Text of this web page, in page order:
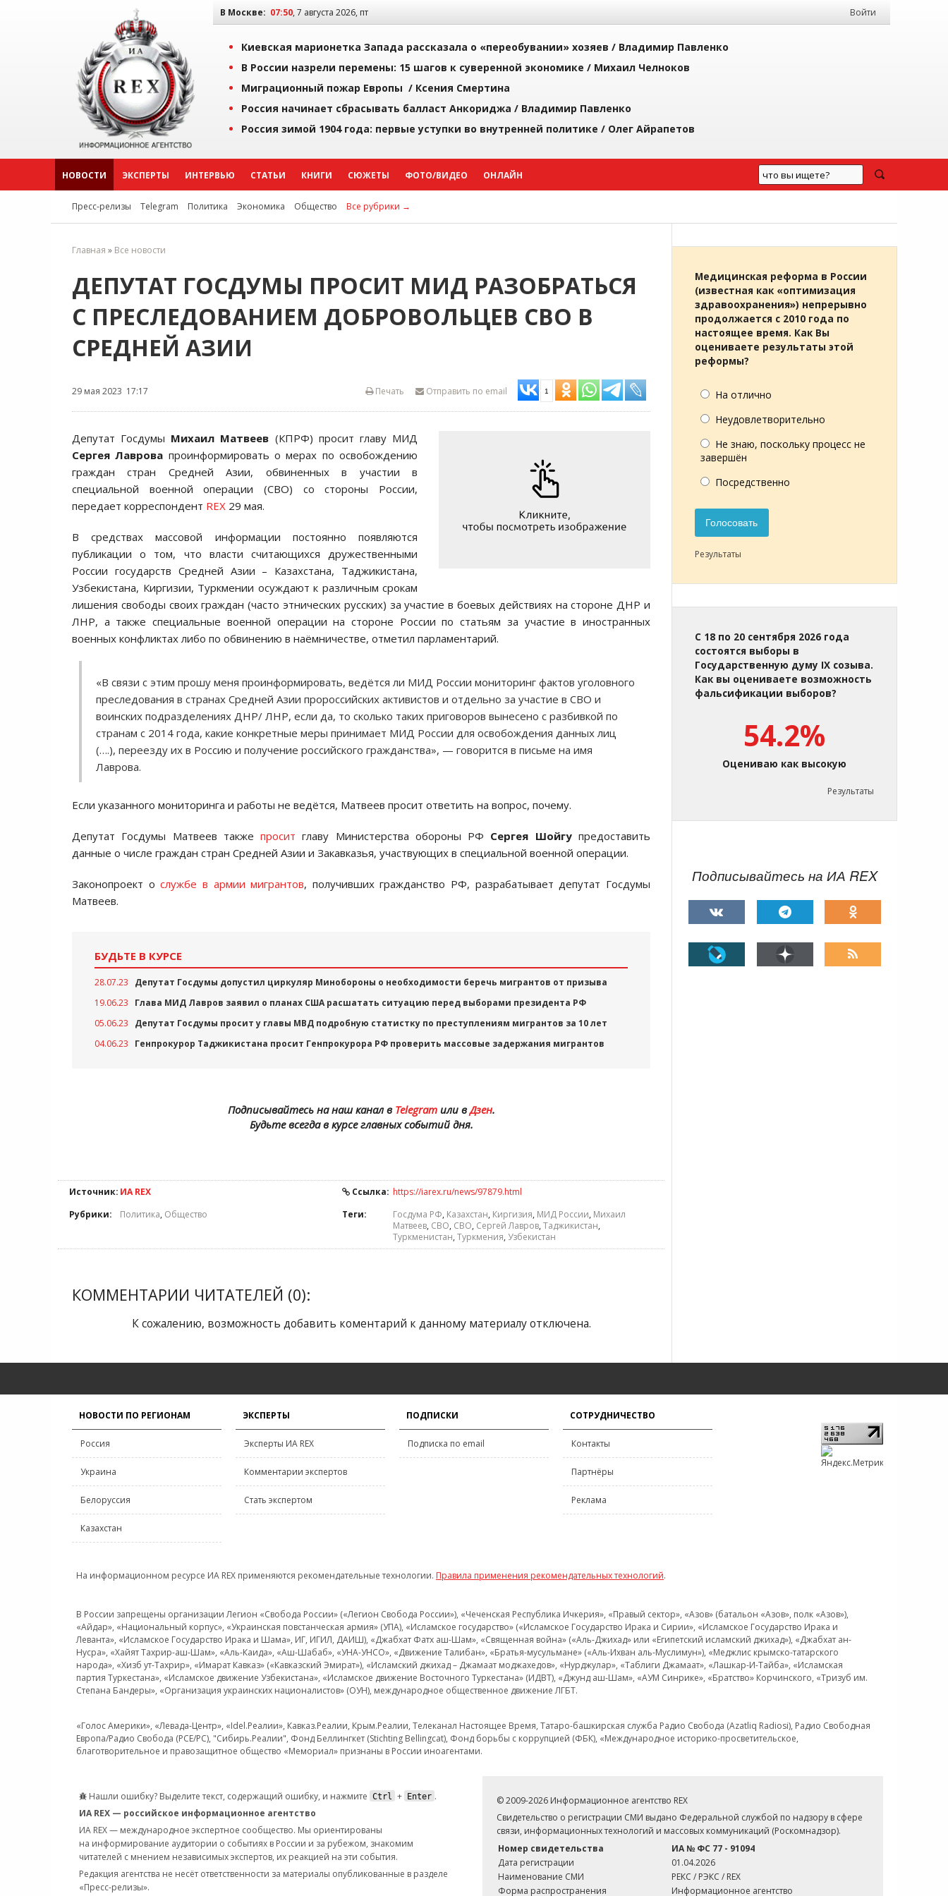
В Москве: 07:50, 7 августа 2026, пт Войти
Киевская марионетка Запада рассказала о «переобувании» хозяев / Владимир Павленко
В России назрели перемены: 15 шагов к суверенной экономике / Михаил Челноков
Миграционный пожар Европы / Ксения Смертина
Россия начинает сбрасывать балласт Анкориджа / Владимир Павленко
Россия зимой 1904 года: первые уступки во внутренней политике / Олег Айрапетов
НОВОСТИ ЭКСПЕРТЫ ИНТЕРВЬЮ СТАТЬИ КНИГИ СЮЖЕТЫ ФОТО/ВИДЕО ОНЛАЙН
Пресс-релизы Telegram Политика Экономика Общество Все рубрики →
Главная » Все новости
ДЕПУТАТ ГОСДУМЫ ПРОСИТ МИД РАЗОБРАТЬСЯ
С ПРЕСЛЕДОВАНИЕМ ДОБРОВОЛЬЦЕВ СВО В
СРЕДНЕЙ АЗИИ
29 мая 2023 17:17 Отправить по email 1
Печать
Депутат Госдумы Михаил Матвеев (КПРФ) просит главу МИД
Сергея Лаврова проинформировать о мерах по освобождению
граждан стран Средней Азии, обвиненных в участии в
специальной военной операции (СВО) со стороны России,
передает корреспондент REX 29 мая.
В средствах массовой информации постоянно появляются
публикации о том, что власти считающихся дружественными
России государств Средней Азии – Казахстана, Таджикистана,
Узбекистана, Киргизии, Туркмении осуждают к различным срокам
лишения свободы своих граждан (часто этнических русских) за участие в боевых действиях на стороне ДНР и
ЛНР, а также специальные военной операции на стороне России по статьям за участие в иностранных
военных конфликтах либо по обвинению в наёмничестве, отметил парламентарий.
«В связи с этим прошу меня проинформировать, ведётся ли МИД России мониторинг фактов уголовного
преследования в странах Средней Азии пророссийских активистов и отдельно за участие в СВО и
воинских подразделениях ДНР/ ЛНР, если да, то сколько таких приговоров вынесено с разбивкой по
странам с 2014 года, какие конкретные меры принимает МИД России для освобождения данных лиц
(….), переезду их в Россию и получение российского гражданства», — говорится в письме на имя
Лаврова.
Если указанного мониторинга и работы не ведётся, Матвеев просит ответить на вопрос, почему.
Депутат Госдумы Матвеев такжепросит главу Министерства обороны РФ Сергея Шойгупредоставить
данные о числе граждан стран Средней Азии и Закавказья, участвующих в специальной военной операции.
Законопроект ослужбе в армии мигрантов, получивших гражданство РФ, разрабатывает депутат Госдумы
Матвеев.
БУДЬТЕ В КУРСЕ
28.07.23
Депутат Госдумы допустил циркуляр Минобороны о необходимости беречь мигрантов от призыва
19.06.23
Глава МИД Лавров заявил о планах США расшатать ситуацию перед выборами президента РФ
05.06.23
Депутат Госдумы просит у главы МВД подробную статистку по преступлениям мигрантов за 10 лет
04.06.23
Генпрокурор Таджикистана просит Генпрокурора РФ проверить массовые задержания мигрантов
Подписывайтесь на наш канал в Telegramили вДзен.
Будьте всегда в курсе главных событий дня.
Источник: ИА REX Ссылка: https://iarex.ru/news/97879.html
Рубрики:
Политика, Общество Теги: Госдума РФ, Казахстан, Киргизия, МИД России, Михаил
Матвеев, СВО, СВО, Сергей Лавров, Таджикистан,
Туркменистан, Туркмения, Узбекистан
КОММЕНТАРИИ ЧИТАТЕЛЕЙ (0):
К сожалению, возможность добавить коментарий к данному материалу отключена.
Медицинская реформа в России
(известная как «оптимизация
здравоохранения») непрерывно
продолжается с 2010 года по
настоящее время. Как Вы
оцениваете результаты этой
реформы?
На отлично
Неудовлетворительно
Не знаю, поскольку процесс не
завершён
Посредственно
Голосовать
Результаты
С 18 по 20 сентября 2026 года
состоятся выборы в
Государственную думу IX созыва.
Как вы оцениваете возможность
фальсификации выборов?
54.2%
Оцениваю как высокую
Результаты
Подписывайтесь на ИА REX
НОВОСТИ ПО РЕГИОНАМ
Россия
Украина
Белоруссия
Казахстан
ЭКСПЕРТЫ
Эксперты ИА REX
Комментарии экспертов
Стать экспертом
ПОДПИСКИ
Подписка по email
СОТРУДНИЧЕСТВО
Контакты
Партнёры
Реклама
На информационном ресурсе ИА REX применяются рекомендательные технологии. Правила применения рекомендательных технологий.
В России запрещены организации Легион «Свобода России» («Легион Свобода России»), «Чеченская Республика Ичкерия», «Правый сектор», «Азов» (батальон «Азов», полк «Азов»),
«Айдар», «Национальный корпус», «Украинская повстанческая армия» (УПА), «Исламское государство» («Исламское Государство Ирака и Сирии», «Исламское Государство Ирака и
Леванта», «Исламское Государство Ирака и Шама», ИГ, ИГИЛ, ДАИШ), «Джабхат Фатх аш-Шам», «Священная война» («Аль-Джихад» или «Египетский исламский джихад»), «Джабхат ан-
Нусра», «Хайят Тахрир-аш-Шам», «Аль-Каида», «Аш-Шабаб», «УНА-УНСО», «Движение Талибан», «Братья-мусульмане» («Аль-Ихван аль-Муслимун»), «Меджлис крымско-татарского
народа», «Хизб ут-Тахрир», «Имарат Кавказ» («Кавказский Эмират»), «Исламский джихад – Джамаат моджахедов», «Нурджулар», «Таблиги Джамаат», «Лашкар-И-Тайба», «Исламская
партия Туркестана», «Исламское движение Узбекистана», «Исламское движение Восточного Туркестана» (ИДВТ), «Джунд аш-Шам», «АУМ Синрике», «Братство» Корчинского, «Тризуб им.
Степана Бандеры», «Организация украинских националистов» (ОУН), международное общественное движение ЛГБТ.
«Голос Америки», «Левада-Центр», «Idel.Реалии», Кавказ.Реалии, Крым.Реалии, Телеканал Настоящее Время, Татаро-башкирская служба Радио Свобода (Azatliq Radiosi), Радио Свободная
Европа/Радио Свобода (PCE/PC), "Сибирь.Реалии", Фонд Беллингкет (Stichting Bellingcat), Фонд борьбы с коррупцией (ФБК), «Международное историко-просветительское,
благотворительное и правозащитное общество «Мемориал» признаны в России иноагентами.
Нашли ошибку? Выделите текст, содержащий ошибку, и нажмите Ctrl + Enter .
ИА REX — российское информационное агентство
ИА REX — международное экспертное сообщество. Мы ориентированы
на информирование аудитории о событиях в России и за рубежом, знакомим
читателей с мнением независимых экспертов, их реакцией на эти события.
Редакция агентства не несёт ответственности за материалы опубликованные в разделе
«Пресс-релизы».
© 2009-2026 Информационное агентство REX
Свидетельство о регистрации СМИ выдано Федеральной службой по надзору в сфере
связи, информационных технологий и массовых коммуникаций (Роскомнадзор).
Номер свидетельства
ИА № ФС 77 - 91094
Дата регистрации
01.04.2026
Наименование СМИ
РЕКС / РЭКС / REX
Форма распространения
Информационное агентство